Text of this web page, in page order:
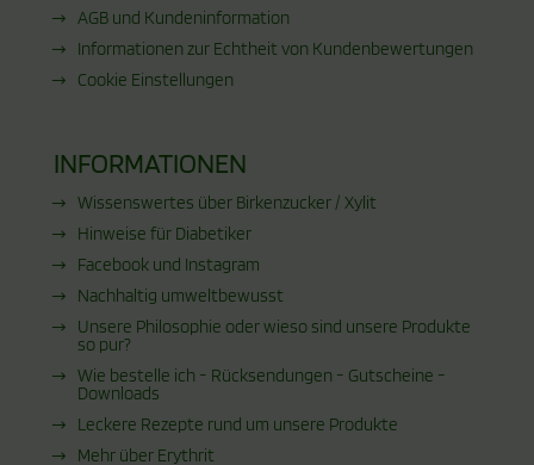
AGB und Kundeninformation
Informationen zur Echtheit von Kundenbewertungen
Cookie Einstellungen
INFORMATIONEN
Wissenswertes über Birkenzucker / Xylit
Hinweise für Diabetiker
Facebook und Instagram
Nachhaltig umweltbewusst
Unsere Philosophie oder wieso sind unsere Produkte
so pur?
Wie bestelle ich - Rücksendungen - Gutscheine -
Downloads
Leckere Rezepte rund um unsere Produkte
Mehr über Erythrit